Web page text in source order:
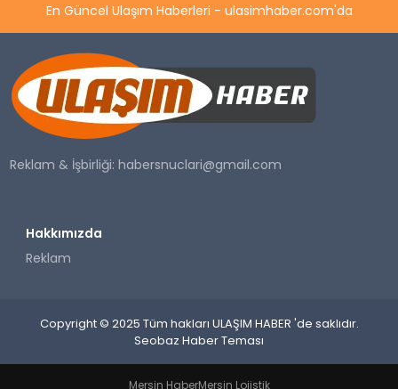
En Güncel Ulaşım Haberleri - ulasimhaber.com'da
Reklam & İşbirliği:habersnuclari@gmail.com
Hakkımızda
Reklam
Copyright © 2025 Tüm hakları ULAŞIM HABER 'de saklıdır.
Seobaz Haber Teması
Mersin HaberMersin Lojistik